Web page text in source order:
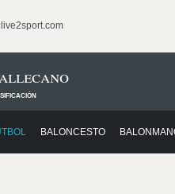
BALONCESTO